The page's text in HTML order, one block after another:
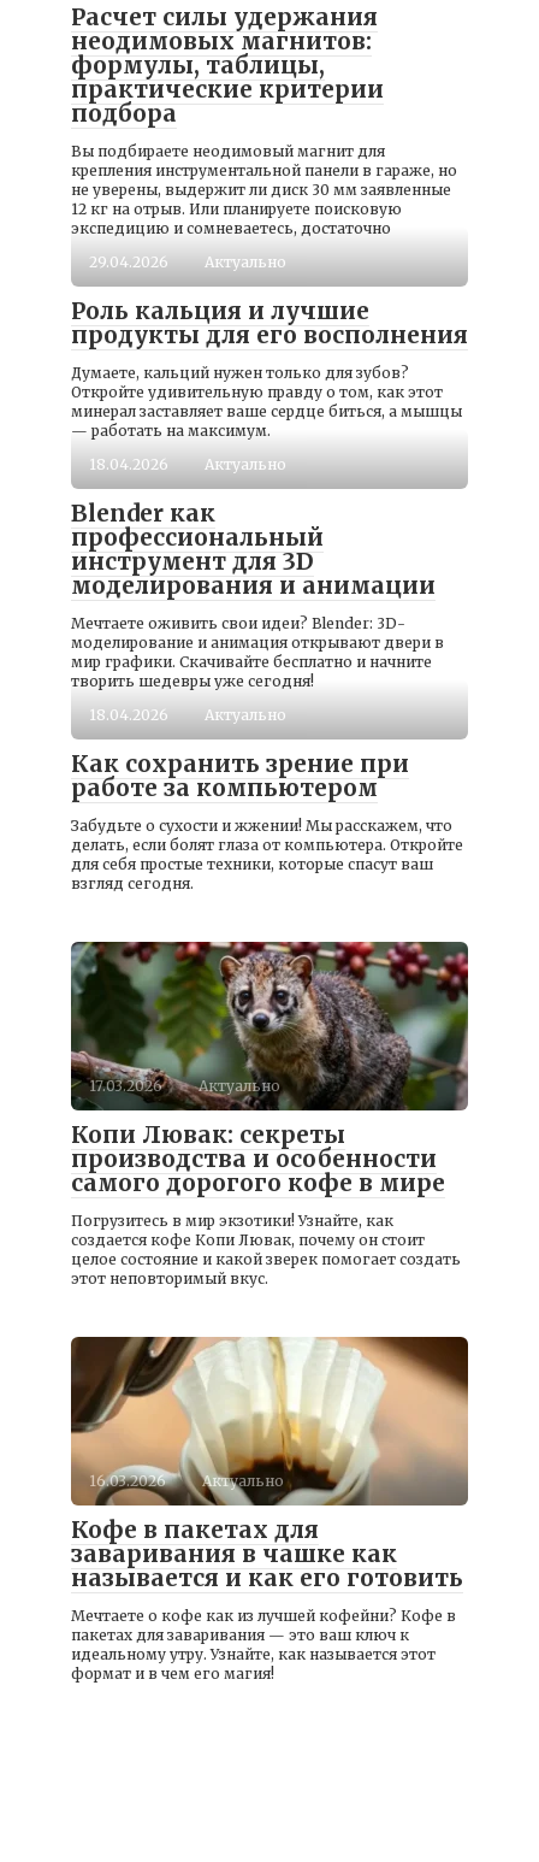
Расчет силы удержания
неодимовых магнитов:
формулы, таблицы,
практические критерии
подбора
Вы подбираете неодимовый магнит для
крепления инструментальной панели в гараже, но
не уверены, выдержит ли диск 30 мм заявленные
12 кг на отрыв. Или планируете поисковую
экспедицию и сомневаетесь, достаточно
29.04.2026
Актуально
Роль кальция и лучшие
продукты для его восполнения
Думаете, кальций нужен только для зубов?
Откройте удивительную правду о том, как этот
минерал заставляет ваше сердце биться, а мышцы
— работать на максимум.
18.04.2026
Актуально
Blender как
профессиональный
инструмент для 3D
моделирования и анимации
Мечтаете оживить свои идеи? Blender: 3D-
моделирование и анимация открывают двери в
мир графики. Скачивайте бесплатно и начните
творить шедевры уже сегодня!
18.04.2026
Актуально
Как сохранить зрение при
работе за компьютером
Забудьте о сухости и жжении! Мы расскажем, что
делать, если болят глаза от компьютера. Откройте
для себя простые техники, которые спасут ваш
взгляд сегодня.
17.03.2026 Актуально
Копи Лювак: секреты
производства и особенности
самого дорогого кофе в мире
Погрузитесь в мир экзотики! Узнайте, как
создается кофе Копи Лювак, почему он стоит
целое состояние и какой зверек помогает создать
этот неповторимый вкус.
16.03.2026 Актуально
Кофе в пакетах для
заваривания в чашке как
называется и как его готовить
Мечтаете о кофе как из лучшей кофейни? Кофе в
пакетах для заваривания — это ваш ключ к
идеальному утру. Узнайте, как называется этот
формат и в чем его магия!